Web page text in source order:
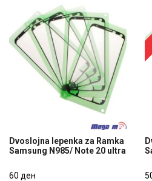
Samsung N985/ Note 20 ultra
Dvoslojna lepenka za Ramka
Samsung N985/ Note 20 ultra
60 ден